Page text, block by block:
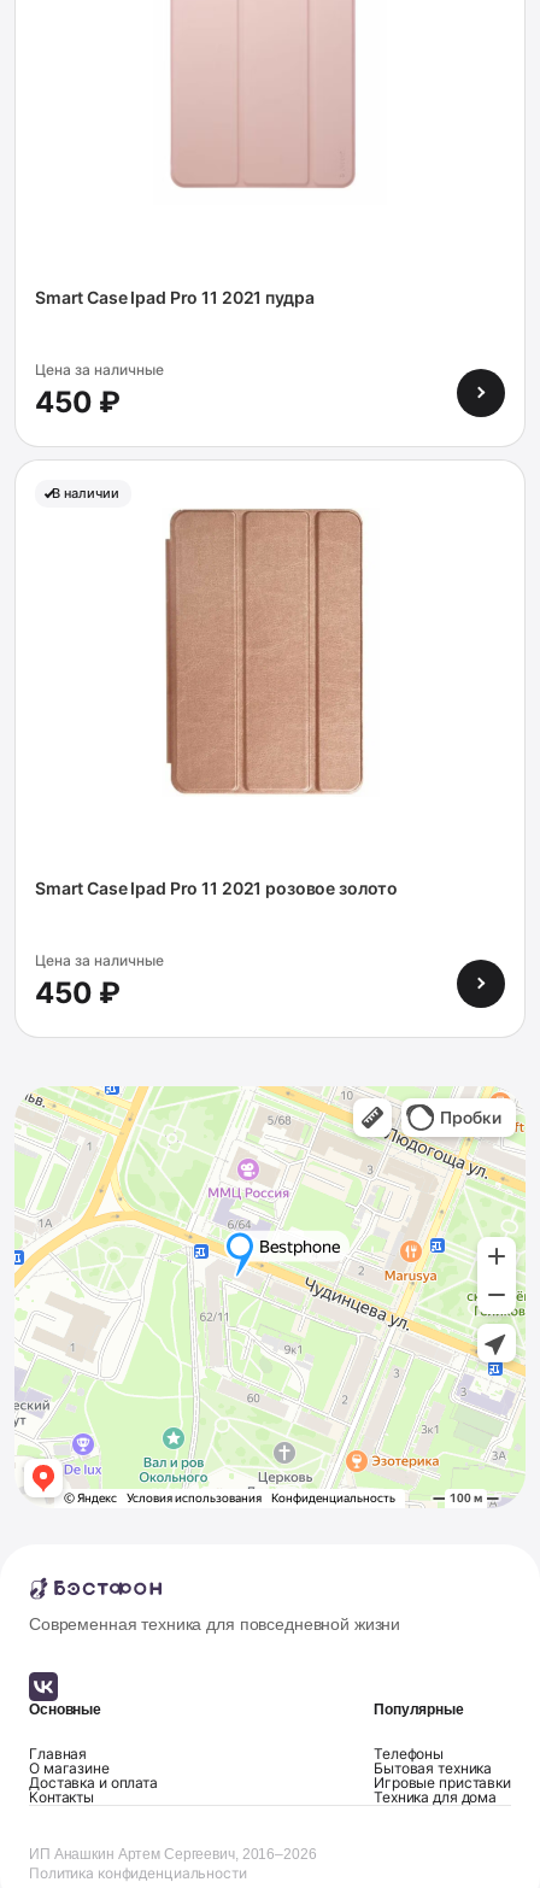
Smart Case Ipad Pro 11 2021 пудра
Цена за наличные
450 ₽
В наличии
Smart Case Ipad Pro 11 2021 розовое золото
Цена за наличные
450 ₽
Современная техника для повседневной жизни
Основные
Главная
О магазине
Доставка и оплата
Контакты
Популярные
Телефоны
Бытовая техника
Игровые приставки
Техника для дома
ИП Анашкин Артем Сергеевич, 2016–2026
Политика конфиденциальности